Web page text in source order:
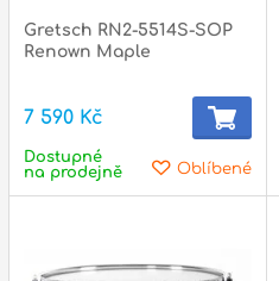
Gretsch RN2-5514S-SOP
Renown Maple
7 590 Kč
Oblíbené
Dostupné
na prodejně